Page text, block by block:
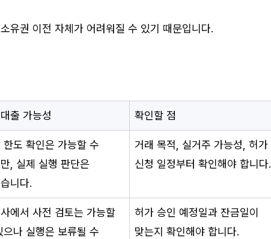
유권 이전 자체가 어려워질 수 있기 때문입니다.
출 가능성 확인할 점
한도 확인은 가능할 수
, 실제 실행 판단은
니다.
거래 목적, 실거주 가능성, 허가
신청 일정부터 확인해야 합니다.
에서 사전 검토는 가능할
으나 실행은 보류될 수
허가 승인 예정일과 잔금일이
맞는지 확인해야 합니다.